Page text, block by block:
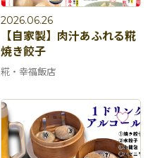
2026.06.26
【自家製】肉汁あふれる糀
焼き餃子
糀・幸福飯店